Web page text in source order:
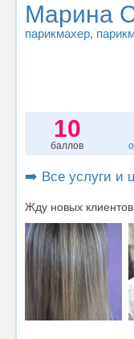
Марина
парикмахер,
10
баллов
➡️ Все услуги и
Жду новых